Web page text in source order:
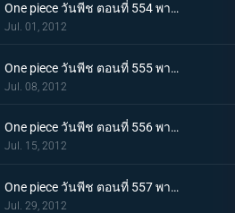
One piece วันพีช ตอนที่ 554 พากย์ไทย ศึกครั้งใหญ่! กลุ่มหมวกฟาง ปะทะ ศัตรู 100,000 คน
Jul. 01, 2012
One piece วันพีช ตอนที่ 555 พากย์ไทย ระเบิดวิชาครั้งใหญ่! โซโล ซันจิ ออกจู่โจม!
Jul. 08, 2012
One piece วันพีช ตอนที่ 556 พากย์ไทย เปิดตัวครั้งแรก! อาวุธลับของเรือซันนี่!
Jul. 15, 2012
One piece วันพีช ตอนที่ 557 พากย์ไทย ไอรอน ไพเรท! แฟรงกี้โชกุนปรากฏกาย
Jul. 29, 2012